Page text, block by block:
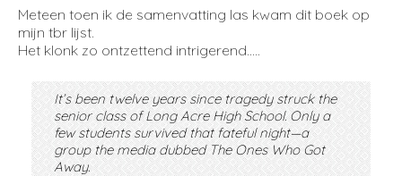
Meteen toen ik de samenvatting las kwam dit boek op
mijn tbr lijst.
Het klonk zo ontzettend intrigerend…..
It’s been twelve years since tragedy struck the
senior class of Long Acre High School. Only a
few students survived that fateful night—a
group the media dubbed The Ones Who Got
Away.